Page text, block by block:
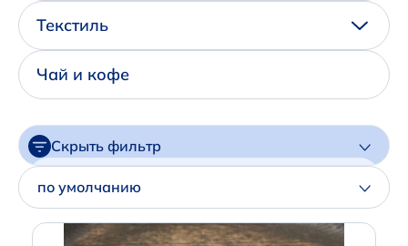
Написать нам в Телеграм
+7 (925) 294-91-85
,
+7 (926) 702-09-76
Текстиль
Чай и кофе
Скрыть фильтр
Артикул
по умолчанию